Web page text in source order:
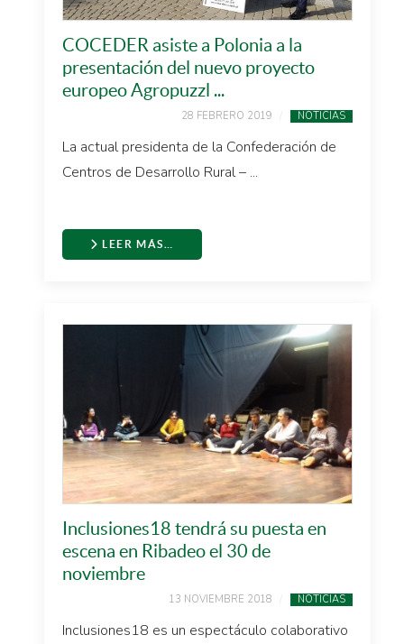
COCEDER asiste a Polonia a la
presentación del nuevo proyecto
europeo Agropuzzl ...
28 FEBRERO 2019 NOTICIAS
La actual presidenta de la Confederación de
Centros de Desarrollo Rural – ...
LEER MÁS…
Inclusiones18 tendrá su puesta en
escena en Ribadeo el 30 de
noviembre
13 NOVIEMBRE 2018 NOTICIAS
Inclusiones18 es un espectáculo colaborativo